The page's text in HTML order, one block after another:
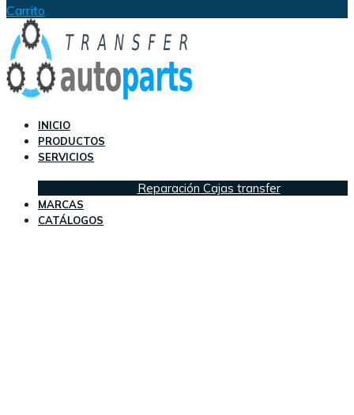
Carrito
INICIO
PRODUCTOS
SERVICIOS
Reparación Cajas transfer
MARCAS
CATÁLOGOS